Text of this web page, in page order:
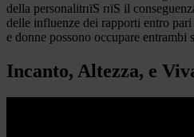
della personalitпїЅ пїЅ il
delle influenze dei rapporti entro
e donne possono occupare entrambi
Incanto, Altezza, e